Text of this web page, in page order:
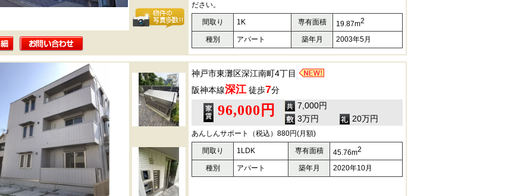
ださい。
間取り 1K 専有面積 19.87m2
種別 アパート 築年月 2003年5月
神戸市東灘区深江南町4丁目
阪神本線深江 徒歩7分
96,000円
7,000円
3万円
20万円
あんしんサポート（税込）880円(月額)
間取り 1LDK 専有面積 45.76m2
種別 アパート 築年月 2020年10月